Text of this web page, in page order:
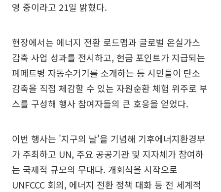
영 중이라고 21일 밝혔다.
현장에서는 에너지 전환 로드맵과 글로벌 온실가스
감축 사업 성과를 전시하고, 현금 포인트가 지급되는
폐페트병 자동수거기를 소개하는 등 시민들이 탄소
감축을 직접 체감할 수 있는 자원순환 체험 위주로 부
스를 구성해 행사 참여자들의 큰 호응을 얻었다.
이번 행사는 '지구의 날'을 기념해 기후에너지환경부
가 주최하고 UN, 주요 공공기관 및 지자체가 참여하
는 국제적 규모의 무대다. 개회식을 시작으로
UNFCCC 회의, 에너지 전환 정책 대화 등 전 세계적